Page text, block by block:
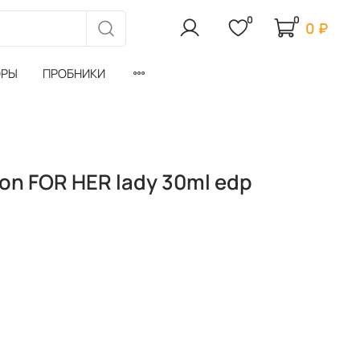
0 0 0 ₽
ПРОБНИКИ
FOR HER lady 30ml edp